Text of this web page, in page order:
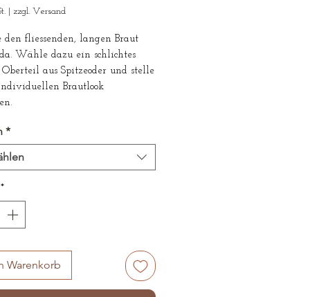
Preis
zzgl. Versand
den fliessenden, langen Braut
Wähle dazu ein schlichtes
aus Spitzeoder und stelle
Brautlook
*
*
Warenkorb